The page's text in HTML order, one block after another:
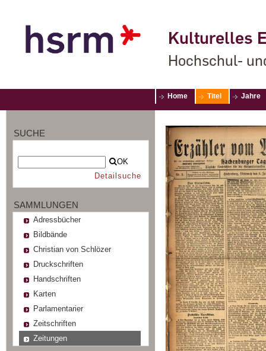
Kulturelles
Hochschul-
Home Titel Jahre
SUCHE
OK
Detailsuche
SAMMLUNGEN
Adressbücher
Bildbände
Christian von Schlözer
Druckschriften
Handschriften
Karten
Parlamentarier
Zeitschriften
Zeitungen